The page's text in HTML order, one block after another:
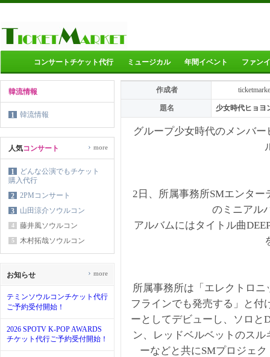
コンサートチケット代行 ミュージカル 年間イベント ファン
韓流情報
1 韓流情報
人気コンサート
1
どんな公演でもチケット
購入代行
2
2PMコンサート
3
山田涼介ソウルコン
4 藤井風ソウルコン
5 木村拓哉ソウルコン
› more
お知らせ
テミンソウルコンチケット代行
ご予約受付開始！
2026 SPOTV K-POP AWARDS
チケット代行ご予約受付開始！
› more
作成者
題名 少女時代ヒョヨ
グループ少女時代のメンバ
2日、所属事務所SMエンタ
のミニアル
アルバムにはタイトル曲
所属事務所は「エレクトロ
フラインでも発売する」と付
ーとしてデビューし、ソロと
ン、レッドベルベットのス
ーなどと共にSMプロジェ